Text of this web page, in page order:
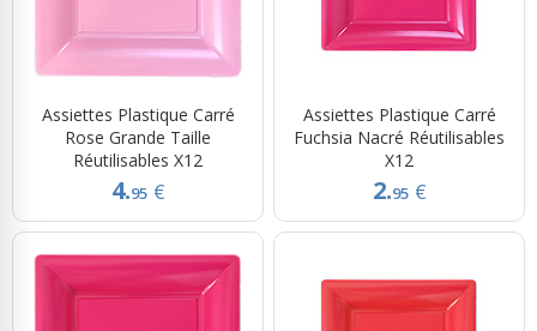
Assiettes Plastique Carré
Rose Grande Taille
Réutilisables X12
4.95 €
Assiettes Plastique Carré
Fuchsia Nacré Réutilisables
X12
2.95 €